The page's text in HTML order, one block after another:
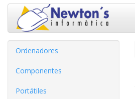
Ordenadores
Componentes
Portátiles